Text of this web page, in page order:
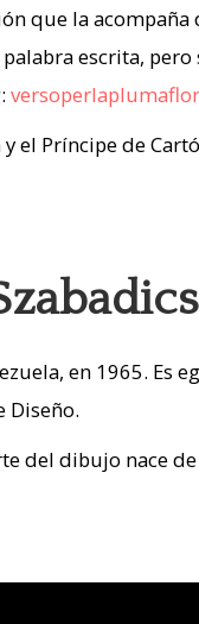
que la
escrita,
y el Príncipe de
en 1965.
Diseño.
del dibujo nace